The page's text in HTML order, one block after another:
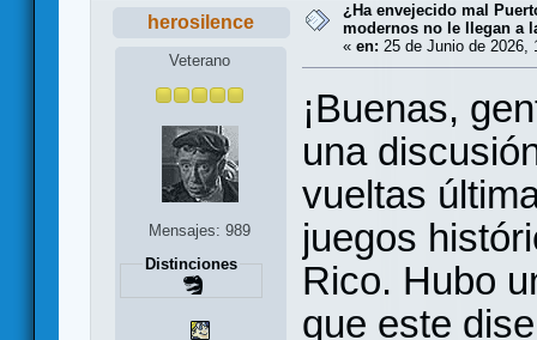
herosilence
Veterano
Mensajes: 989
Distinciones
¿Ha envejecido mal
modernos no le llegan a
« en: 25 de Junio de 2026,
¡Buenas,
una
vueltas
juegos
Rico. Hubo
que este